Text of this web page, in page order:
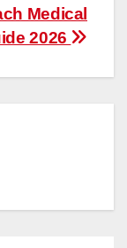
Medical
2026